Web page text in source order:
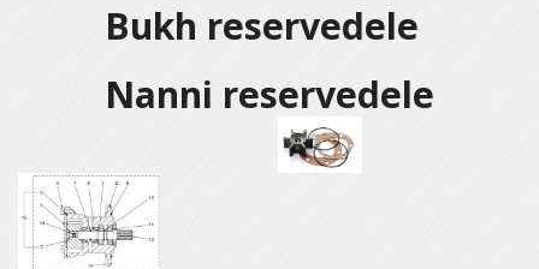
Bukh reservedele
Nanni reservedele